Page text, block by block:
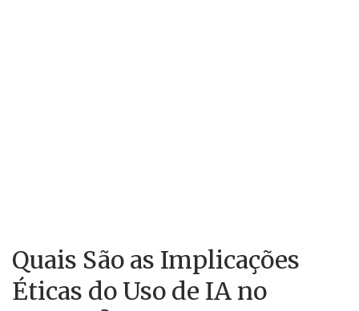
Quais São as Implicações
Éticas do Uso de IA no